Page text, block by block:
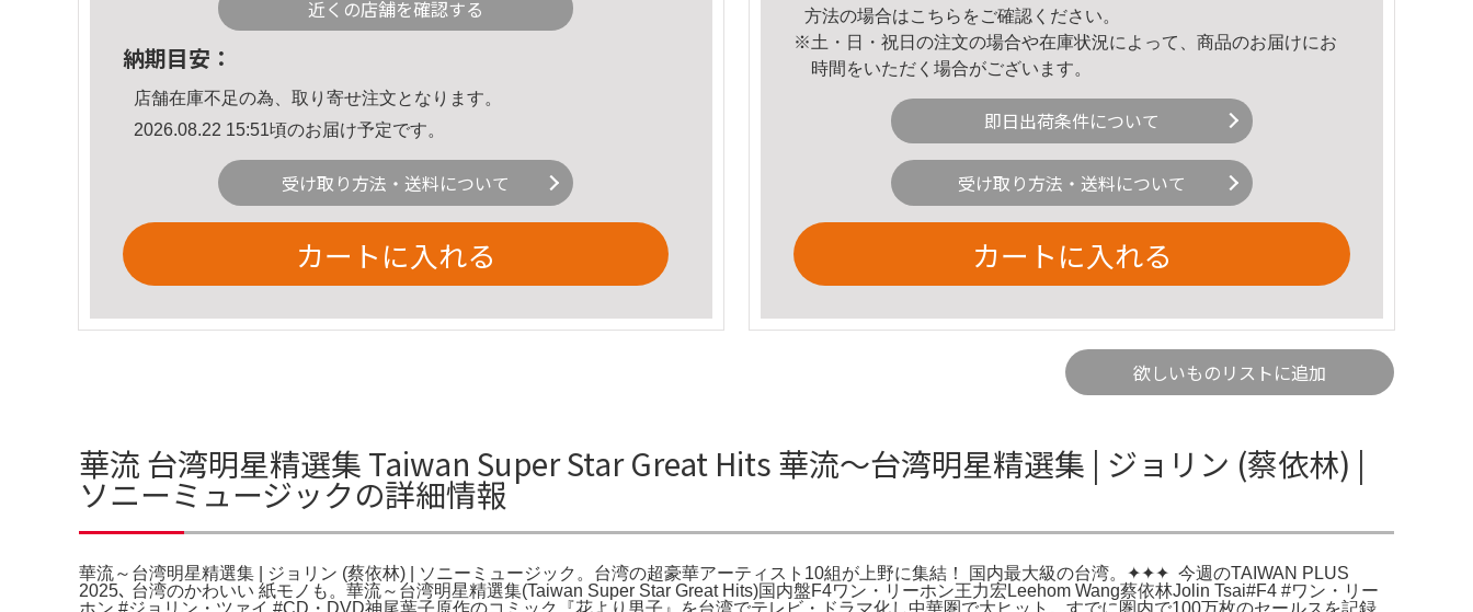
近くの店舗を確認する
納期目安：
店舗在庫不足の為、取り寄せ注文となります。
2026.08.22 15:51頃のお届け予定です。
受け取り方法・送料について
カートに入れる
方法の場合はこちら をご確認ください。
※土・日・祝日の注文の場合や在庫状況によって、商品のお届けにお
時間をいただく場合がございます。
即日出荷条件について
受け取り方法・送料について
カートに入れる
欲しいものリストに追加
華流 台湾明星精選集 Taiwan Super Star Great Hits 華流～台湾明星精選集 | ジョリン (蔡依林) |
ソニーミュージックの詳細情報
華流～台湾明星精選集 | ジョリン (蔡依林) | ソニーミュージック。台湾の超豪華アーティスト10組が上野に集結！ 国内最大級の台湾。✦✦✦ ⁡ 今週のTAIWAN PLUS
2025､ 台湾のかわいい 紙モノも。華流～台湾明星精選集(Taiwan Super Star Great Hits)国内盤F4ワン・リーホン王力宏Leehom Wang蔡依林Jolin Tsai#F4 #ワン・リー
ホン #ジョリン・ツァイ #CD・DVD神尾葉子原作のコミック『花より男子』を台湾でテレビ・ドラマ化し中華圏で大ヒット。すでに圏内で100万枚のセールスを記録